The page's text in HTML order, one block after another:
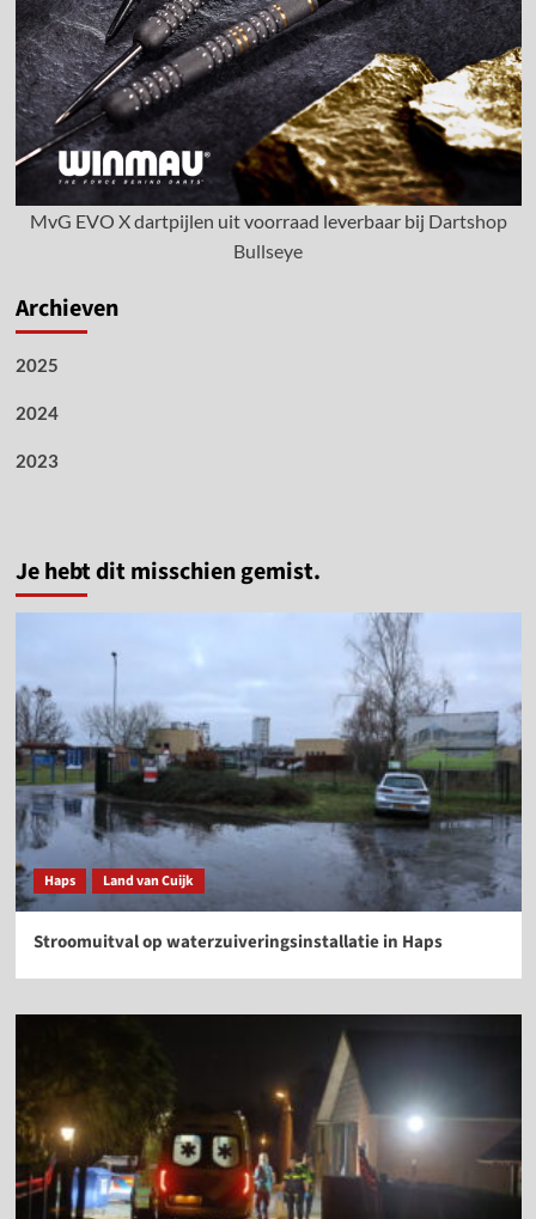
MvG EVO X dartpijlen uit voorraad leverbaar bij Dartshop
Bullseye
Archieven
2025
2024
2023
Je hebt dit misschien gemist.
Haps Land van Cuijk
Stroomuitval op waterzuiveringsinstallatie in Haps